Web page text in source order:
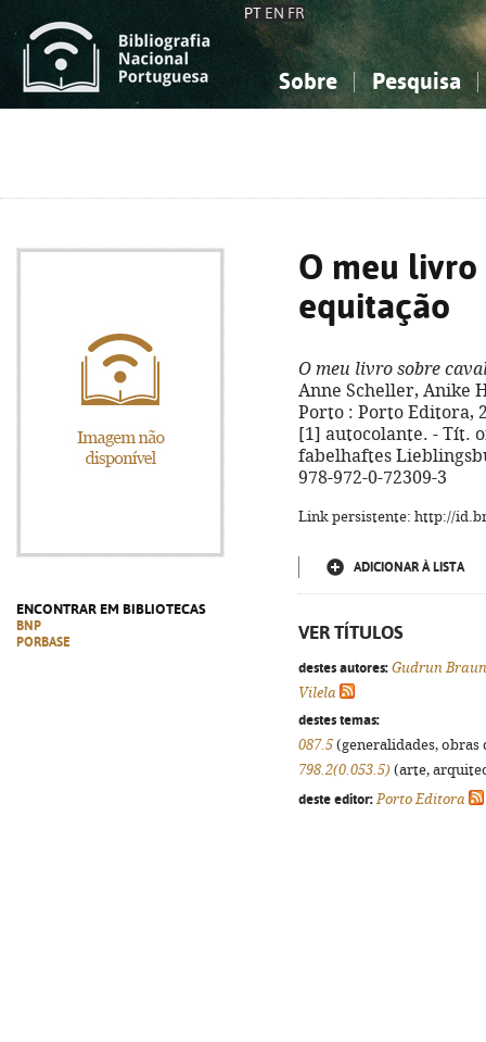
PT EN FR
Sobre Pesquisa
ENCONTRAR EM BIBLIOTECAS
BNP
PORBASE
O meu livro
equitação
O meu livro sobre
Anne Scheller, Anike
Porto : Porto Editora,
[1] autocolante. - Tít.
fabelhaftes
978-972-0-72309-3
Link persistente: http://
ADICIONAR À LISTA
VER TÍTULOS
destes autores: Gudrun Braun
Vilela
destes temas:
087.5 (generalidades,
798.2(0.053.5) (arte,
deste editor: Porto Editora